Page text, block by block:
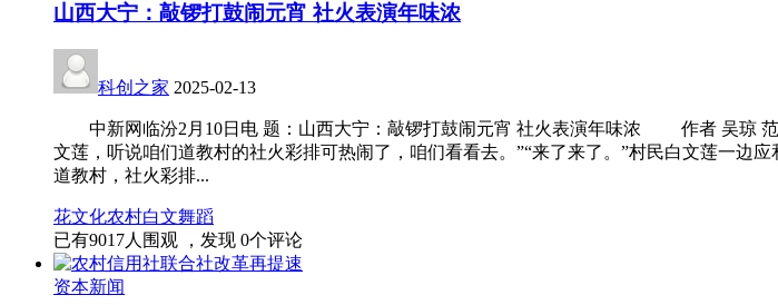
山西大宁：敲锣打鼓闹元宵 社火表演年味浓
科创之家 2025-02-13
中新网临汾2月10日电 题：山西大宁：敲锣打鼓闹元宵 社火表演年味浓 作者 吴琼
文莲，听说咱们道教村的社火彩排可热闹了，咱们看看去。”“来了来了。”村民白文莲一
道教村，社火彩排...
花文化农村白文舞蹈
已有9017人围观 ，发现 0个评论
资本新闻